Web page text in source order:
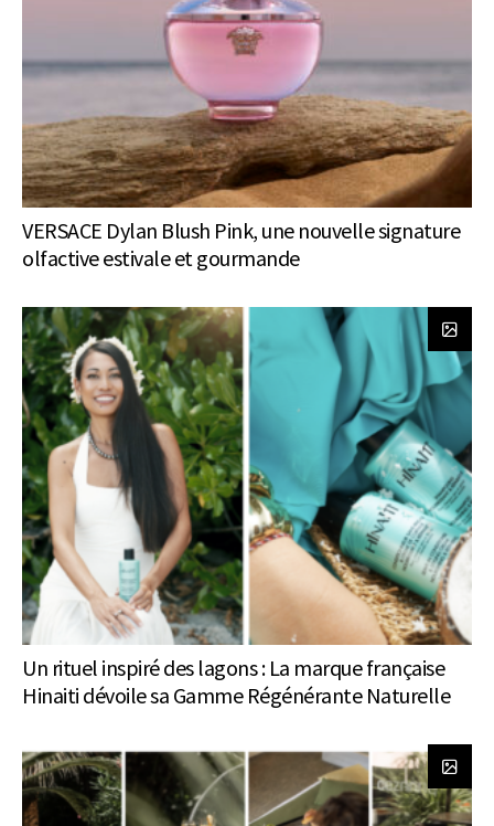
VERSACE Dylan Blush Pink, une nouvelle signature
olfactive estivale et gourmande
Un rituel inspiré des lagons : La marque française
Hinaiti dévoile sa Gamme Régénérante Naturelle